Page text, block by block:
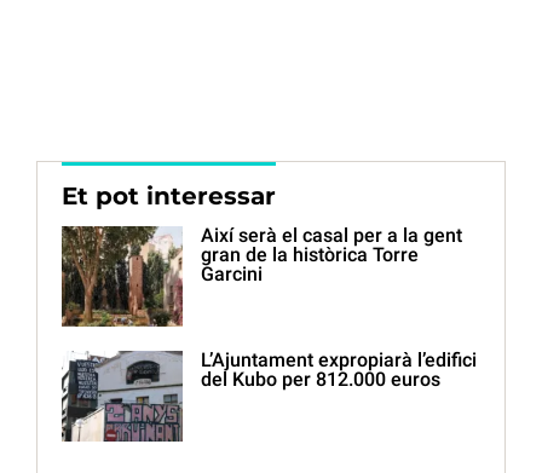
Et pot interessar
Així serà el casal per a la gent
gran de la històrica Torre
Garcini
L’Ajuntament expropiarà l’edifici
del Kubo per 812.000 euros